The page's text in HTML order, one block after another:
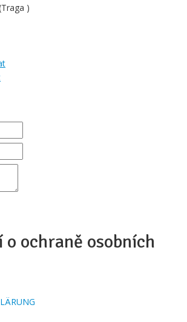
)
o ochraně osobních